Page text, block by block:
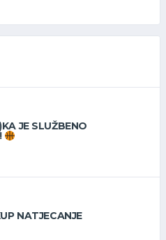
JE SLUŽBENO
NATJECANJE